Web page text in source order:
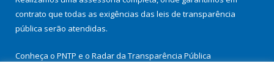
contrato que todas as exigências das leis de transparência
pública serão atendidas.
Conheça o PNTP e o Radar da Transparência Pública